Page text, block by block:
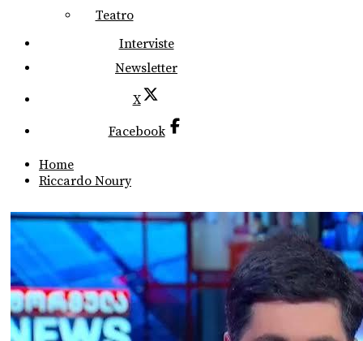
Teatro
Interviste
Newsletter
X
Facebook
Home
Riccardo Noury